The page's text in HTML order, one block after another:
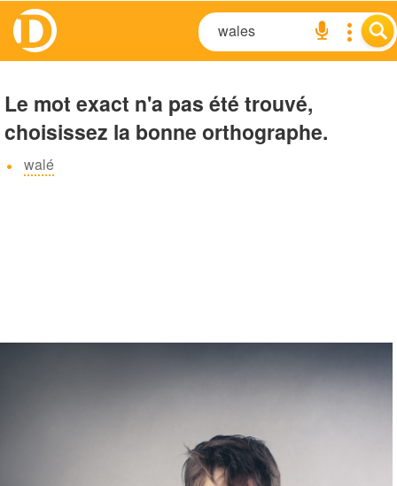
Le mot exact n'a pas été trouvé,
choisissez la bonne orthographe.
walé